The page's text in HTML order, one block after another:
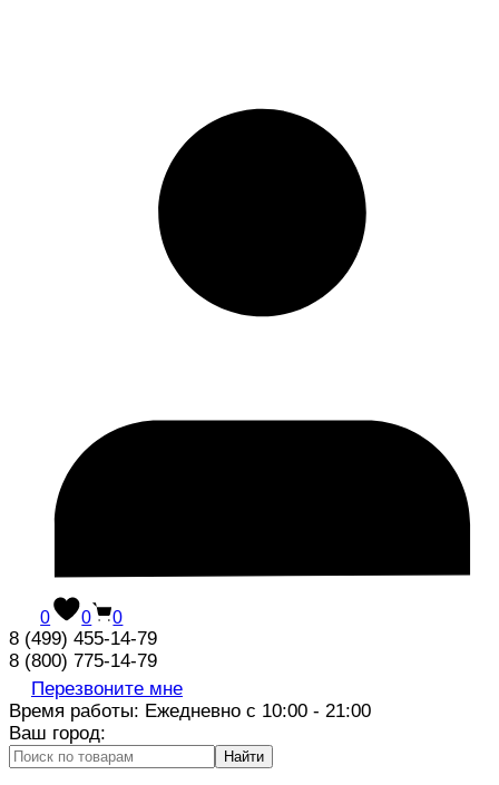
0 0 0
8 (499) 455-14-79
8 (800) 775-14-79
Перезвоните мне
Время работы: Ежедневно с 10:00 - 21:00
Ваш город:
Найти